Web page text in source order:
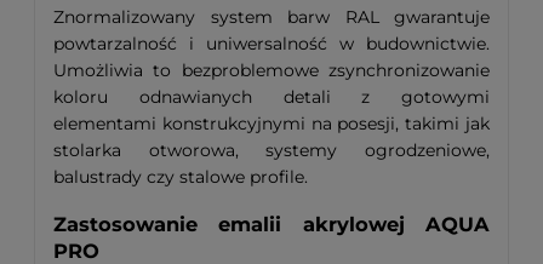
Znormalizowany system barw RAL gwarantuje
powtarzalność i uniwersalność w budownictwie.
Umożliwia to bezproblemowe zsynchronizowanie
koloru odnawianych detali z gotowymi
elementami konstrukcyjnymi na posesji, takimi jak
stolarka otworowa, systemy ogrodzeniowe,
balustrady czy stalowe profile.
Zastosowanie emalii akrylowej AQUA
PRO